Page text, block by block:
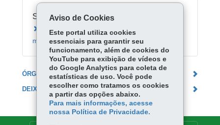
Serviços Relacionados:
Consultar alerta de geada para a cultura da
maçã
ÓRGÃO RESPONSÁVEL
DEIXE SUA OPINIÃO
Aviso de Cookies
Este portal utiliza cookies
essenciais para garantir seu
funcionamento, além de cookies do
YouTube para exibição de vídeos e
do Google Analytics para coleta de
estatísticas de uso. Você pode
escolher como tratamos os cookies
a partir das opções abaixo.
Para mais informações, acesse
nossa Política de Privacidade.